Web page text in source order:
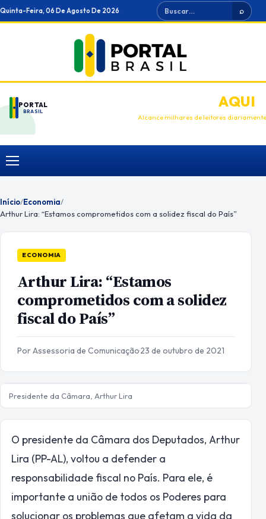
Ir
para
Quinta-Feira, 06 De Agosto De 2026 Buscar ⌕
PORTAL
BRASIL
ANUNCIEAQUI
Alcance milhares de leitores diariamente
Menu
Início/Economia/
Arthur Lira: “Estamos comprometidos com a solidez fiscal do País”
ECONOMIA
Arthur Lira: “Estamos
comprometidos com a solidez
fiscal do País”
Por Assessoria de Comunicação·23 de outubro de 2021
Presidente da Câmara, Arthur Lira
O presidente da Câmara dos Deputados, Arthur
Lira (PP-AL), voltou a defender a
responsabilidade fiscal no País. Para ele, é
importante a união de todos os Poderes para
solucionar os problemas que afetam a vida da